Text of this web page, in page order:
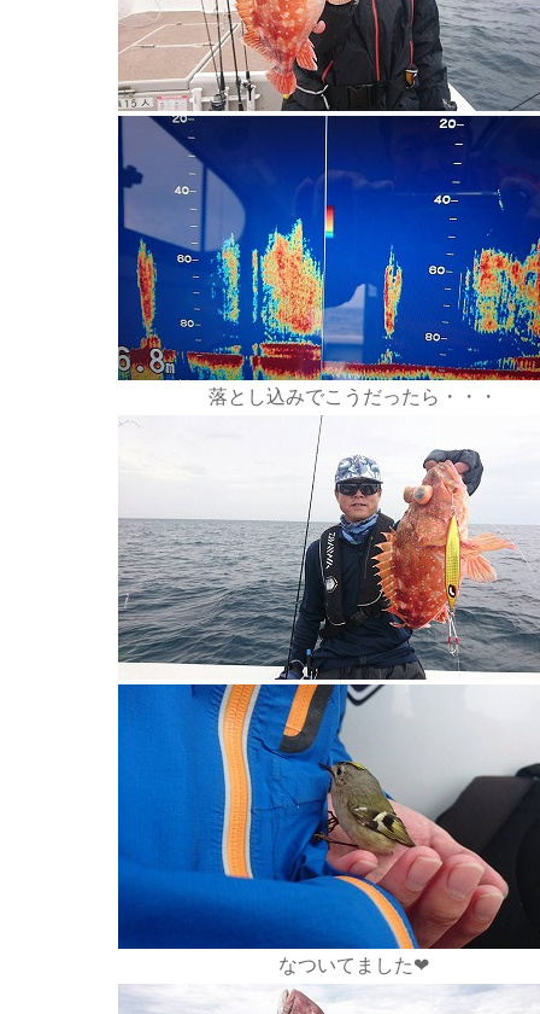
落とし込みでこうだったら・・・
なついてました❤